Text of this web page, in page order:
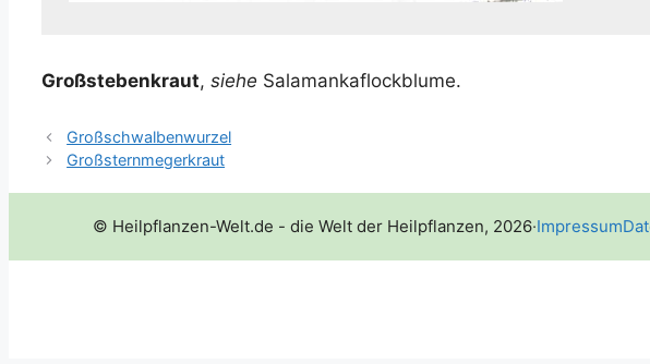
Groß­st­eben­kraut, sie­he Salamankaflockblume.
Großschwalbenwurzel
Großsternmegerkraut
© Heilpflanzen-Welt.de - die Welt der Heilpflanzen, 2026·Impressum